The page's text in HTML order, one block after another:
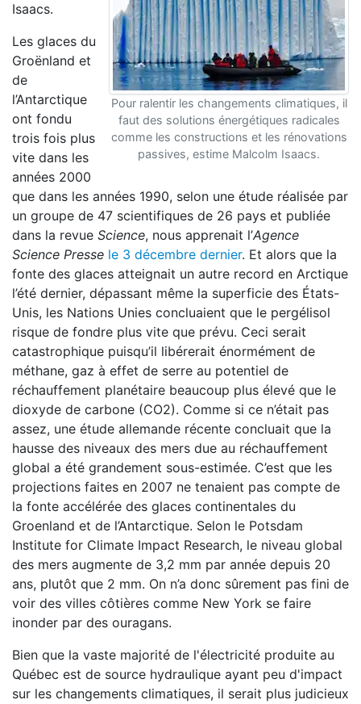
Pour ralentir les changements climatiques, il
faut des solutions énergétiques radicales
comme les constructions et les rénovations
passives, estime Malcolm Isaacs.
Isaacs.
Les glaces du
Groënland et
de
l’Antarctique
ont fondu
trois fois plus
vite dans les
années 2000
que dans les années 1990, selon une étude réalisée par
un groupe de 47 scientifiques de 26 pays et publiée
dans la revue Science, nous apprenait l’Agence
Science Presse le 3 décembre dernier. Et alors que la
fonte des glaces atteignait un autre record en Arctique
l’été dernier, dépassant même la superficie des États-
Unis, les Nations Unies concluaient que le pergélisol
risque de fondre plus vite que prévu. Ceci serait
catastrophique puisqu’il libérerait énormément de
méthane, gaz à effet de serre au potentiel de
réchauffement planétaire beaucoup plus élevé que le
dioxyde de carbone (CO2). Comme si ce n’était pas
assez, une étude allemande récente concluait que la
hausse des niveaux des mers due au réchauffement
global a été grandement sous-estimée. C’est que les
projections faites en 2007 ne tenaient pas compte de
la fonte accélérée des glaces continentales du
Groenland et de l’Antarctique. Selon le Potsdam
Institute for Climate Impact Research, le niveau global
des mers augmente de 3,2 mm par année depuis 20
ans, plutôt que 2 mm. On n’a donc sûrement pas fini de
voir des villes côtières comme New York se faire
inonder par des ouragans.
Bien que la vaste majorité de l'électricité produite au
Québec est de source hydraulique ayant peu d'impact
sur les changements climatiques, il serait plus judicieux